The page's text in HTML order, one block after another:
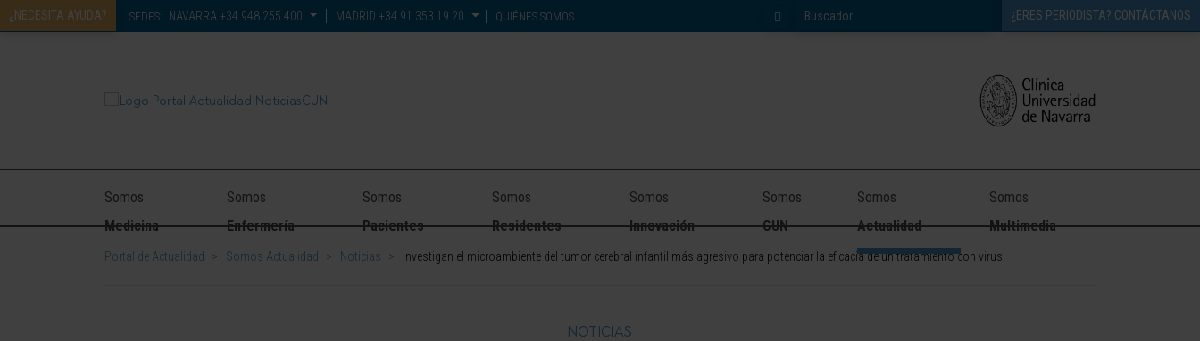
¿NECESITA AYUDA? SEDES: NAVARRA +34 948 255 400 MADRID +34 91 353 19 20 QUIÉNES SOMOS ¿ERES PERIODISTA? CONTÁCTANOS
Somos
Medicina
Somos
Enfermería
Somos
Pacientes
Somos
Residentes
Somos
Innovación
Somos
CUN
Somos
Actualidad
Somos
Multimedia
Portal de Actualidad > Somos Actualidad > Noticias > Investigan el microambiente del tumor cerebral infantil más agresivo para potenciar la eficacia de un tratamiento con virus
NOTICIAS